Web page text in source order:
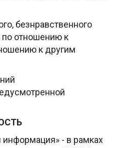
безнравственного
по отношению к
к другим
- в рамках